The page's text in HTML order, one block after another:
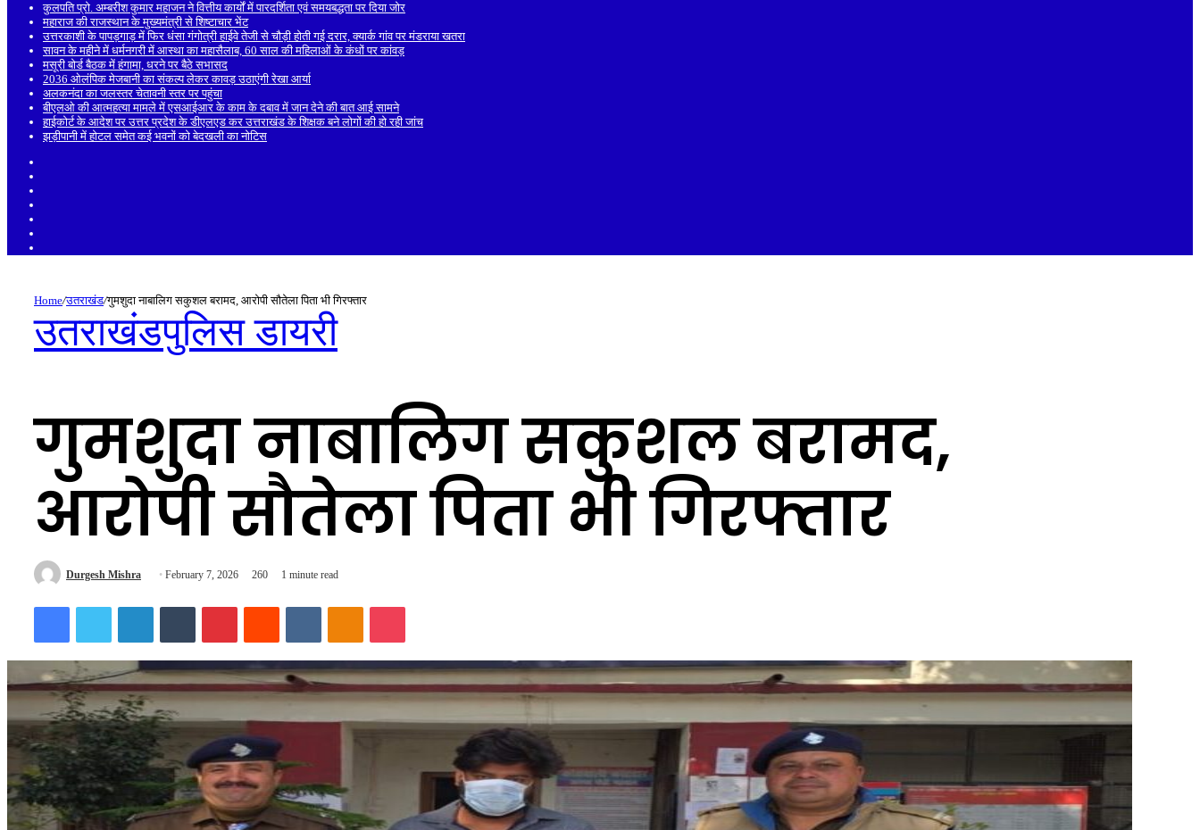
कुलपति प्रो. अम्बरीश कुमार महाजन ने वित्तीय कार्यों में पारदर्शिता एवं समयबद्धता पर दिया जोर
महाराज की राजस्थान के मुख्यमंत्री से शिष्टाचार भेंट
उत्तरकाशी के पापड़गाड़ में फिर धंसा गंगोत्री हाईवे तेजी से चौड़ी होती गई दरार, क्यार्क गांव पर मंडराया खतरा
सावन के महीने में धर्मनगरी में आस्था का महासैलाब, 60 साल की महिलाओं के कंधों पर कांवड़
मसूरी बोर्ड बैठक में हंगामा, धरने पर बैठे सभासद
2036 ओलंपिक मेजबानी का संकल्प लेकर कावड़ उठाएंगी रेखा आर्या
अलकनंदा का जलस्तर चेतावनी स्तर पर पहुंचा
बीएलओ की आत्महत्या मामले में एसआईआर के काम के दबाव में जान देने की बात आई सामने
हाईकोर्ट के आदेश पर उत्तर प्रदेश के डीएलएड कर उत्तराखंड के शिक्षक बने लोगों की हो रही जांच
झड़ीपानी में होटल समेत कई भवनों को बेदखली का नोटिस
Home/उतराखंड/गुमशुदा नाबालिग सकुशल बरामद, आरोपी सौतेला पिता भी गिरफ्तार
उतराखंडपुलिस डायरी
गुमशुदा नाबालिग सकुशल बरामद,
आरोपी सौतेला पिता भी गिरफ्तार
Durgesh Mishra
Send February 7, 2026 260 1 minute read
FacebookTwitter LinkedInTumblr PinterestReddit VKontakteOdnoklassniki
Pocket